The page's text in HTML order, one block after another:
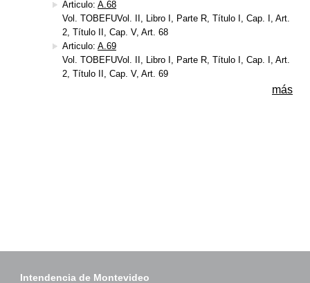
Articulo: A.68
Vol. TOBEFUVol. II, Libro I, Parte R, Título I, Cap. I, Art.
2, Título II, Cap. V, Art. 68
Articulo: A.69
Vol. TOBEFUVol. II, Libro I, Parte R, Título I, Cap. I, Art.
2, Título II, Cap. V, Art. 69
más
Intendencia de Montevideo